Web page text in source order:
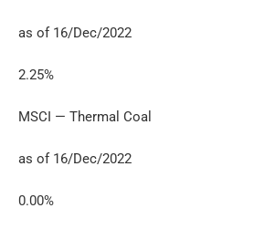
as of 16/Dec/2022
2.25%
MSCI — Thermal Coal
as of 16/Dec/2022
0.00%